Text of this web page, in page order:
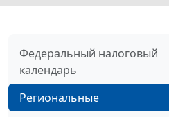
Федеральный налоговый
календарь
Региональные